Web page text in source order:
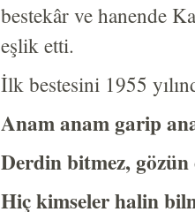
bestekâr ve hanende
eşlik etti.
İlk bestesini 1955
Anam anam garip
Derdin bitmez, gözün
Hiç kimseler halin